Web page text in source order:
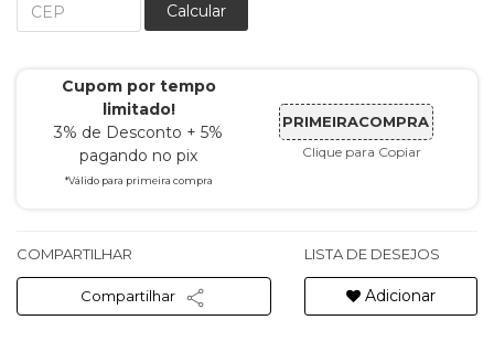
Calcular
Cupom por tempo
limitado!
3% de Desconto + 5%
pagando no pix
*Válido para primeira compra
PRIMEIRACOMPRA
Clique para Copiar
COMPARTILHAR
Compartilhar
LISTA DE DESEJOS
Adicionar